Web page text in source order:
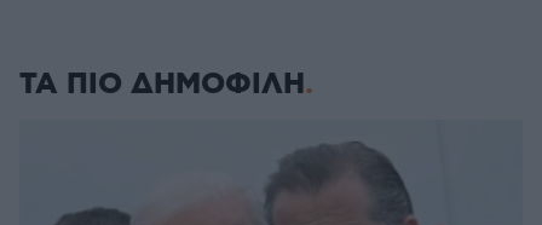
ΤΑ ΠΙΟ ΔΗΜΟΦΙΛΗ